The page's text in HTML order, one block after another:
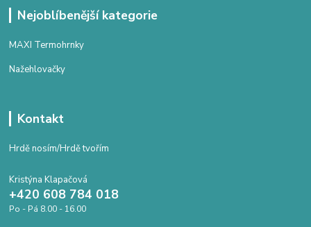
Nejoblíbenější kategorie
MAXI Termohrnky
Nažehlovačky
Kontakt
Hrdě nosím/Hrdě tvořím
Kristýna Klapačová
+420 608 784 018
Po - Pá 8.00 - 16.00